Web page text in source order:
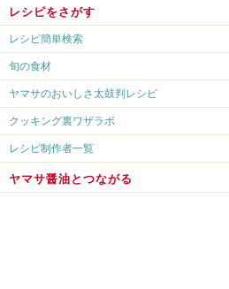
レシピをさがす
レシピ簡単検索
旬の食材
ヤマサのおいしさ太鼓判レシピ
クッキング裏ワザラボ
レシピ制作者一覧
ヤマサ醤油とつながる